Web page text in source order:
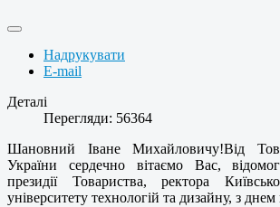
Надрукувати
E-mail
Деталі
Перегляди: 56364
Шановний Іване Михайловичу!Від
України сердечно вітаємо Вас,
президії Товариства, ректора
університету технологій та дизайну, з